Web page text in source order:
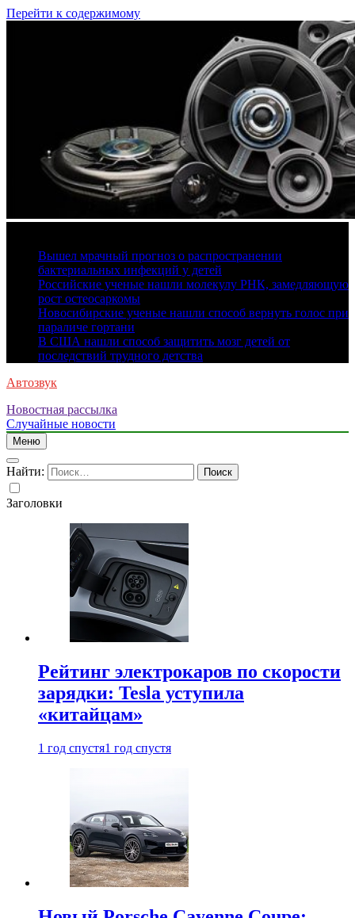
Перейти к содержимому
Вышел мрачный прогноз о распространении
бактериальных инфекций у детей
Российские ученые нашли молекулу РНК, замедляющую
рост остеосаркомы
Новосибирские ученые нашли способ вернуть голос при
параличе гортани
В США нашли способ защитить мозг детей от
последствий трудного детства
Автозвук
Новостная рассылка
Случайные новости
Меню
Найти:
Заголовки
Рейтинг электрокаров по скорости
зарядки: Tesla уступила
«китайцам»
1 год спустя1 год спустя